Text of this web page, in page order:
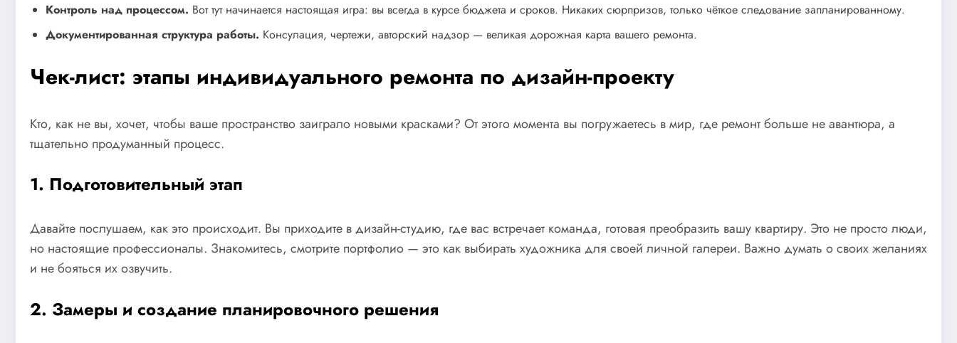
Контроль над процессом. Вот тут начинается настоящая игра: вы всегда в курсе бюджета и сроков. Никаких сюрпризов, только чёткое следование запланированному.
Документированная структура работы. Консулация, чертежи, авторский надзор — великая дорожная карта вашего ремонта.
Чек-лист: этапы индивидуального ремонта по дизайн-проекту
Кто, как не вы, хочет, чтобы ваше пространство заиграло новыми красками? От этого момента вы погружаетесь в мир, где ремонт больше не авантюра, а
тщательно продуманный процесс.
1. Подготовительный этап
Давайте послушаем, как это происходит. Вы приходите в дизайн-студию, где вас встречает команда, готовая преобразить вашу квартиру. Это не просто люди,
но настоящие профессионалы. Знакомитесь, смотрите портфолио — это как выбирать художника для своей личной галереи. Важно думать о своих желаниях
и не бояться их озвучить.
2. Замеры и создание планировочного решения